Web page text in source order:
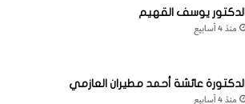
الدكتور يوسف القهيم
منذ 4 أسابيع
الدكتورة عائشة أحمد مطيران العازمي
منذ 4 أسابيع